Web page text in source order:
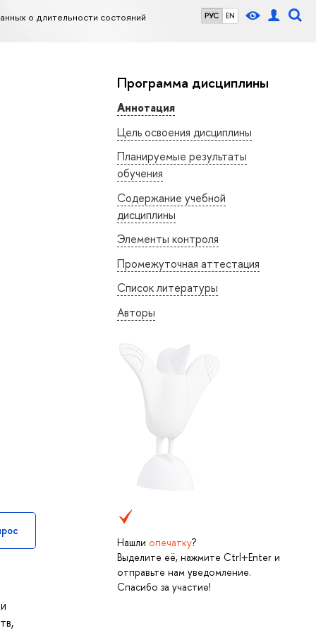
РУС EN
о длительности состояний
Программа дисциплины
Аннотация
Цель освоения дисциплины
Планируемые результаты
обучения
Содержание учебной
дисциплины
Элементы контроля
Промежуточная аттестация
Список литературы
Авторы
Нашли опечатку?
Выделите её, нажмите Ctrl+Enter и
отправьте нам уведомление.
Спасибо за участие!